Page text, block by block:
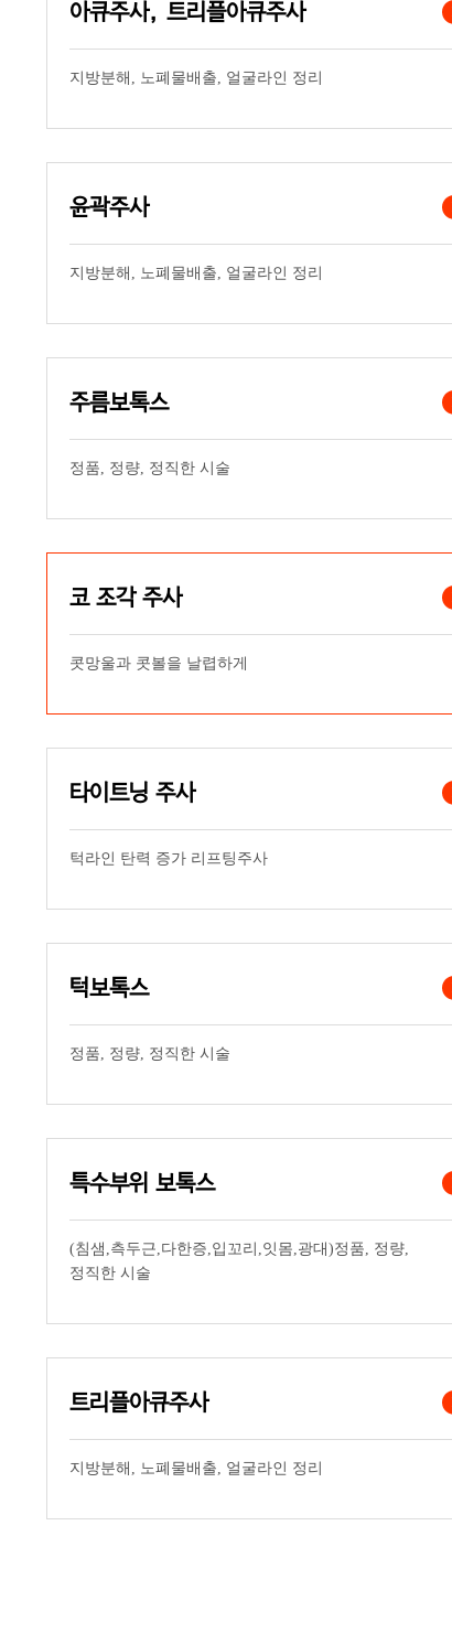
아큐주사, 트리플아큐주사
지방분해, 노폐물배출, 얼굴라인 정리
윤곽주사
지방분해, 노폐물배출, 얼굴라인 정리
주름보톡스
정품, 정량, 정직한 시술
코 조각 주사
콧망울과 콧볼을 날렵하게
타이트닝 주사
턱라인 탄력 증가 리프팅주사
턱보톡스
정품, 정량, 정직한 시술
특수부위 보톡스
(침샘,측두근,다한증,입꼬리,잇몸,광대)정품, 정량,
정직한 시술
트리플아큐주사
지방분해, 노폐물배출, 얼굴라인 정리